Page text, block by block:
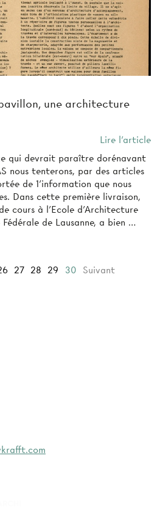
une architecture
Lire l'article
qui devrait paraître dorénavant
nous tenterons, par des articles
de 1'information que nous
Dans cette première livraison,
cours à l'Ecole d'Architecture
de Lausanne, a bien …
27 28 29 30 Suivant